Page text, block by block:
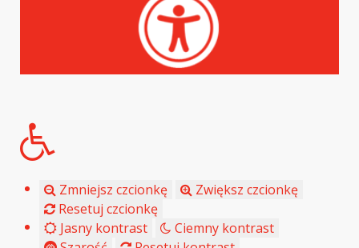
Zmniejsz czcionkę
Zwiększ czcionkę
Resetuj czcionkę
Jasny kontrast
Ciemny kontrast